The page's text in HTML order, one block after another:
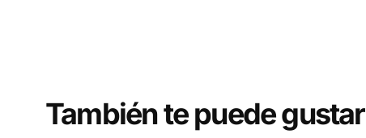
También te puede gustar